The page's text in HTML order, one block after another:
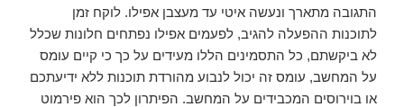
התגובה מתארך ונעשה איטי עד מעצבן אפילו. לוקח זמן
לתוכנות ההפעלה להגיב, לפעמים אפילו נפתחים חלונות שכלל
לא ביקשתם, כל התסמינים הללו מעידים על כך כי קיים עומס
על המחשב, עומס זה יכול לנבוע מהורדת תוכנות ללא ידיעתכם
או בוירוסים המכבידים על המחשב. הפיתרון לכך הוא פירמוט